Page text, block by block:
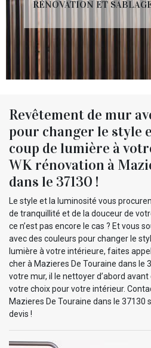
RÉNOVATION ET
Revêtement de mur
pour changer le style
coup de lumière à
WK rénovation à
dans le 37130 !
Le style et la luminosité vous
de tranquillité et de la douceur de
ce n’est pas encore le cas ? Et vous
avec des couleurs pour changer le
lumière à votre intérieure, faites
cher à Mazieres De Touraine dans le
votre mur, il le nettoyer d’abord
votre choix pour votre intérieur.
Mazieres De Touraine dans le 37130
devis !